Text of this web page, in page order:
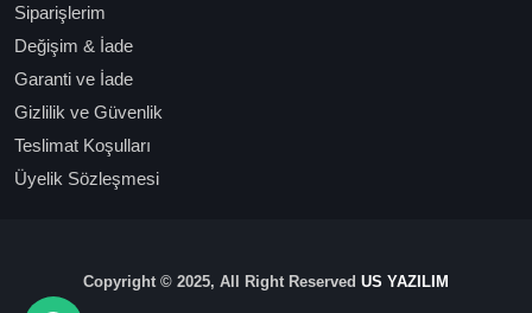
Siparişlerim
Değişim & İade
Garanti ve İade
Gizlilik ve Güvenlik
Teslimat Koşulları
Üyelik Sözleşmesi
Copyright © 2025, All Right Reserved US YAZILIM